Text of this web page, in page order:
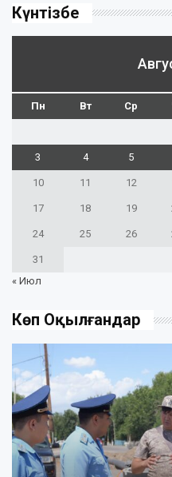
Күнтізбе
Пн Вт Ср
3 4 5
10 11 12
17 18 19
24 25 26
31
« Июл
Көп Оқылғандар